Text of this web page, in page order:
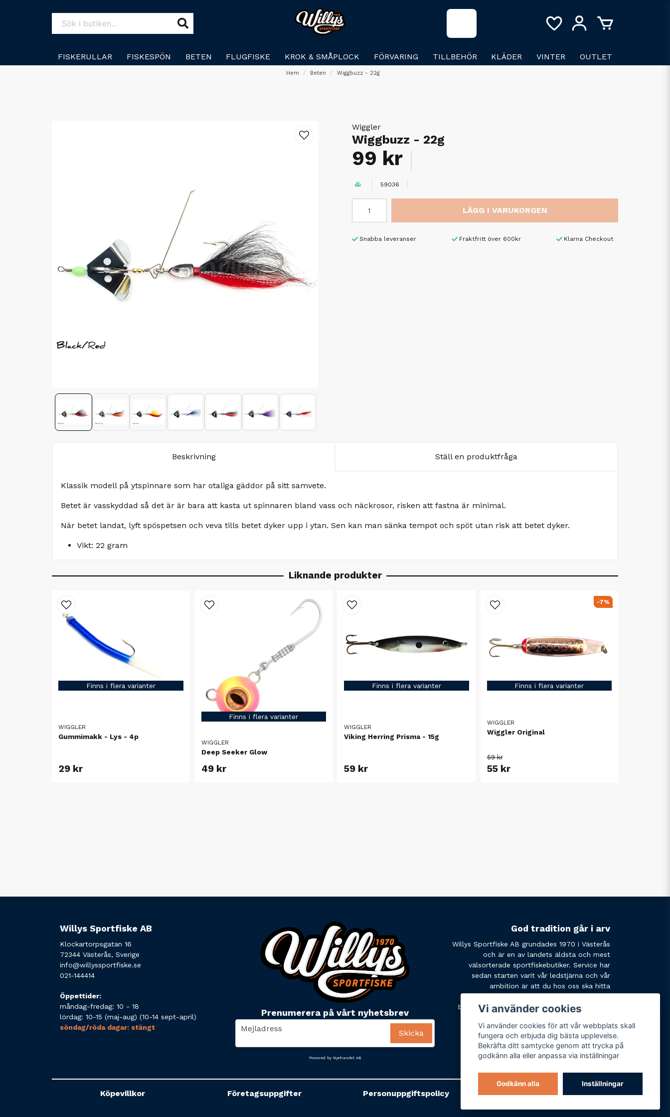
FISKERULLAR FISKESPÖN BETEN FLUGFISKE KROK & SMÅPLOCK FÖRVARING TILLBEHÖR KLÄDER VINTER OUTLET
Hem Beten Wiggbuzz - 22g
Wiggler
Wiggbuzz - 22g
99 kr
59036
LÄGG I VARUKORGEN
Snabba leveranser Fraktfritt över 600kr Klarna Checkout
Beskrivning Ställ en produktfråga
Klassik modell på ytspinnare som har otaliga gäddor på sitt samvete.
Betet är vasskyddad så det är är bara att kasta ut spinnaren bland vass och näckrosor, risken att fastna är minimal.
När betet landat, lyft spöspetsen och veva tills betet dyker upp i ytan. Sen kan man sänka tempot och spöt utan risk att betet dyker.
Vikt: 22 gram
Liknande produkter
Finns i flera varianter
WIGGLER
Gummimakk - Lys - 4p
29 kr
Finns i flera varianter
WIGGLER
Deep Seeker Glow
49 kr
Finns i flera varianter
WIGGLER
Viking Herring Prisma - 15g
59 kr
Finns i flera varianter
WIGGLER
Wiggler Original
59 kr
55 kr
-7%
Willys Sportfiske AB
Klockartorpsgatan 16
72344 Västerås, Sverige
info@willyssportfiske.se
021-144414
Öppettider:
måndag-fredag: 10 - 18
lördag: 10-15 (maj-aug) (10-14 sept-april)
söndag/röda dagar: stängt
Prenumerera på vårt nyhetsbrev
email
Mejladress Skicka
God tradition går i arv
Willys Sportfiske AB grundades 1970 i Västerås
och är en av landets äldsta och mest
välsorterade sportfiskebutiker. Service har
sedan starten varit vår ledstjärna och vår
ambition är att du hos oss ska hitta
behöver. Tveka inte att slå oss en signal eller
Powered by Nyehandel AB
Köpevillkor Företagsuppgifter Personuppgiftspolicy Varumärken
Vi använder cookies
Vi använder cookies för att vår webbplats skall
fungera och erbjuda dig bästa upplevelse.
Bekräfta ditt samtycke genom att trycka på
godkänn alla eller anpassa via inställningar
Godkänn alla Inställningar